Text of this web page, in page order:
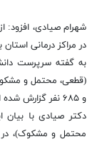
در مراکز درمانی
به گفته سرپرست
و ۶۸۵ نفر گزارش شده است.
محتمل و مشکوک)، در